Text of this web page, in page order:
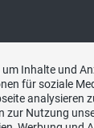
Inhalte und
für soziale
analysieren
zur Nutzung